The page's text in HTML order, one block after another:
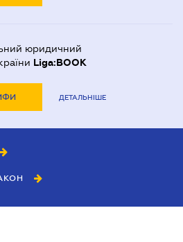
юридичний
Liga:BOOK
ДЕТАЛЬНІШЕ